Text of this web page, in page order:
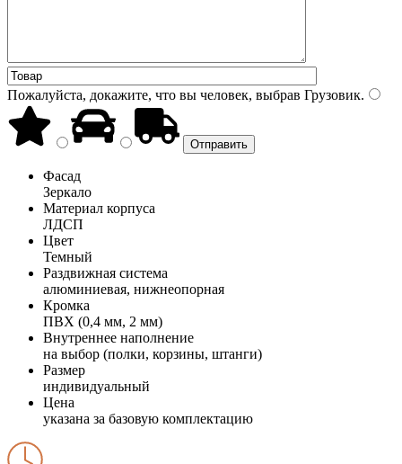
Пожалуйста, докажите, что вы человек, выбрав Грузовик.
Фасад
Зеркало
Материал корпуса
ЛДСП
Цвет
Темный
Раздвижная система
алюминиевая, нижнеопорная
Кромка
ПВХ (0,4 мм, 2 мм)
Внутреннее наполнение
на выбор (полки, корзины, штанги)
Размер
индивидуальный
Цена
указана за базовую комплектацию